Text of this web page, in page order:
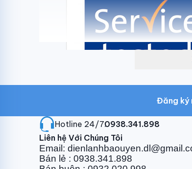
Cam kết
Đăng ký
Hotline 24/7:0938.341.898
Liên hệ Với Chúng Tôi
Email:
Bán lẻ : 0938.341.898